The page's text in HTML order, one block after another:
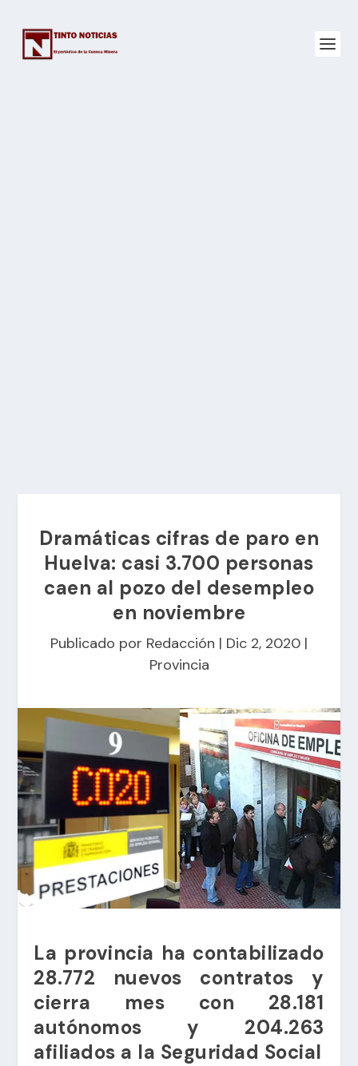
Dramáticas cifras de paro en
Huelva: casi 3.700 personas
caen al pozo del desempleo
en noviembre
Publicado por Redacción | Dic 2, 2020 |
Provincia
La provincia ha contabilizado
28.772 nuevos contratos y
cierra mes con 28.181
autónomos y 204.263
afiliados a la Seguridad Social